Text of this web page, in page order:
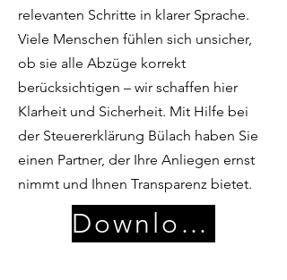
relevanten Schritte in klarer Sprache.
Viele Menschen fühlen sich unsicher,
ob sie alle Abzüge korrekt
berücksichtigen – wir schaffen hier
Klarheit und Sicherheit. Mit Hilfe bei
der Steuererklärung Bülach haben Sie
einen Partner, der Ihre Anliegen ernst
nimmt und Ihnen Transparenz bietet.
Download